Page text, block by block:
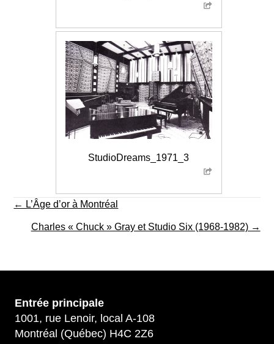
StudioDreams_1971_3
Posts
navigation
← L’Âge d’or à Montréal
Charles « Chuck » Gray et Studio Six (1968-1982) →
Entrée principale
1001, rue Lenoir, local A-108
Montréal (Québec) H4C 2Z6